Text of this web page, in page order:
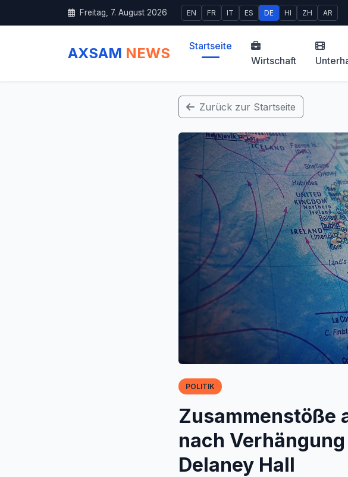
Freitag, 7. August 2026 EN FR IT ES DE HI ZH AR
AXSAM NEWS
Startseite
Wirtschaft
Zurück zur Startseite
POLITIK
Zusammenstöße
nach
Delaney Hall